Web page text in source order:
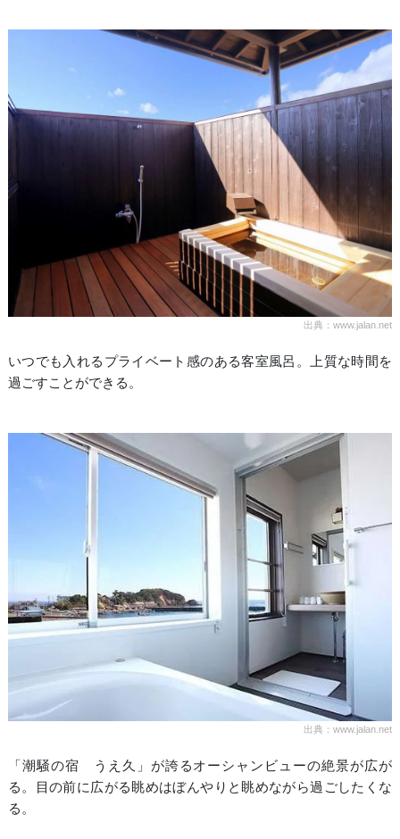
出典：www.jalan.net
いつでも入れるプライベート感のある客室風呂。上質な時間を
過ごすことができる。
出典：www.jalan.net
「潮騒の宿 うえ久」が誇るオーシャンビューの絶景が広が
る。目の前に広がる眺めはぼんやりと眺めながら過ごしたくな
る。